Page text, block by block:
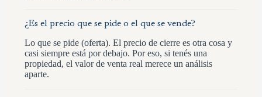
¿Es el precio que se pide o el que se vende?
Lo que se pide (oferta). El precio de cierre es otra cosa y
casi siempre está por debajo. Por eso, si tenés una
propiedad, el valor de venta real merece un análisis
aparte.